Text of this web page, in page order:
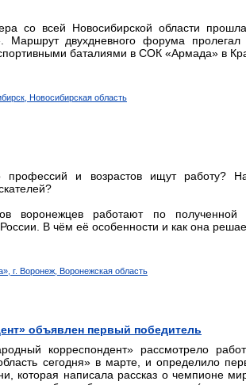
со всей Новосибирской области
Маршрут двухдневного форума
баталиями в СОК «Армада» в
Новосибирская область
и возрастов ищут работу?
воронежцев работают по полученной
В чём её особенности и как она
г. Воронеж, Воронежская область
объявлен первый победитель
корреспондент» рассмотрело
сегодня» в марте, и определило
которая написала рассказ о чемпионе